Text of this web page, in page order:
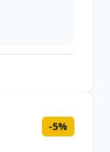
-5%